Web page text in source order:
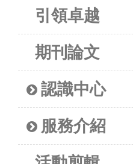
引領卓越
期刊論文
認識中心
服務介紹